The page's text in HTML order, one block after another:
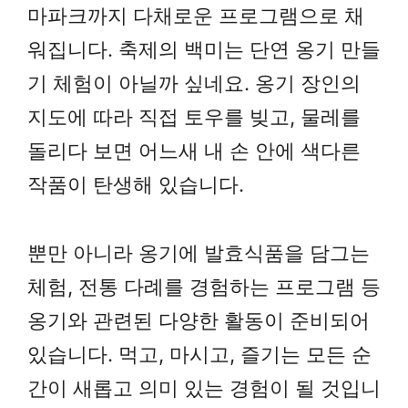
마파크까지 다채로운 프로그램으로 채
워집니다. 축제의 백미는 단연 옹기 만들
기 체험이 아닐까 싶네요. 옹기 장인의
지도에 따라 직접 토우를 빚고, 물레를
돌리다 보면 어느새 내 손 안에 색다른
작품이 탄생해 있습니다.
뿐만 아니라 옹기에 발효식품을 담그는
체험, 전통 다례를 경험하는 프로그램 등
옹기와 관련된 다양한 활동이 준비되어
있습니다. 먹고, 마시고, 즐기는 모든 순
간이 새롭고 의미 있는 경험이 될 것입니